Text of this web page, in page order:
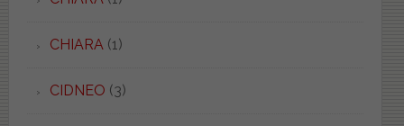
CHIARA (1)
CIDNEO (3)